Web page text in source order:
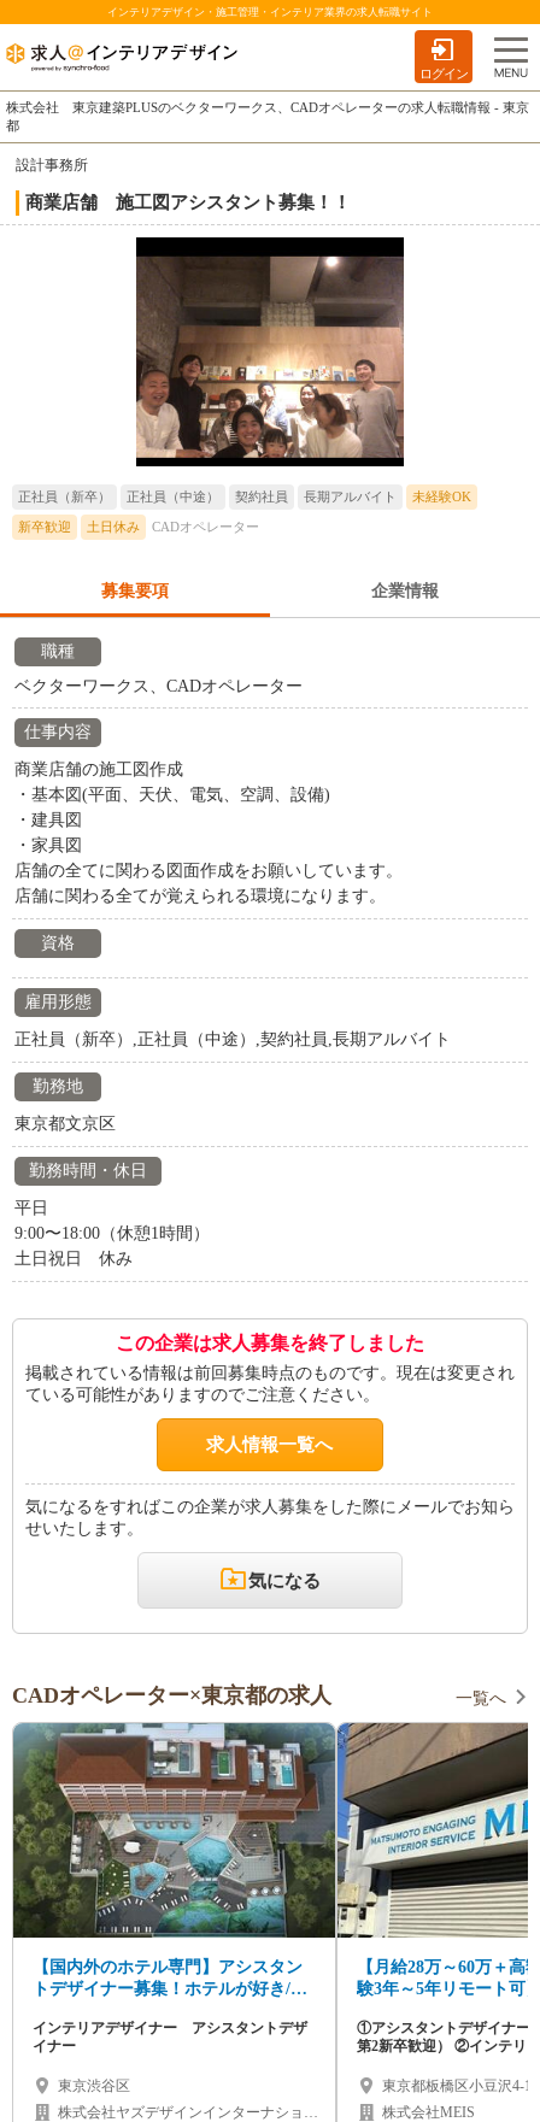
インテリアデザイン・施工管理・インテリア業界の求人転職サイト
ログイン
株式会社 東京建築PLUSのベクターワークス、CADオペレーターの求人転職情報 - 東京
都
設計事務所
商業店舗 施工図アシスタント募集！！
正社員（新卒） 正社員（中途） 契約社員 長期アルバイト 未経験OK
新卒歓迎 土日休み CADオペレーター
募集要項 企業情報
職種
ベクターワークス、CADオペレーター
仕事内容
商業店舗の施工図作成
・基本図(平面、天伏、電気、空調、設備)
・建具図
・家具図
店舗の全てに関わる図面作成をお願いしています。
店舗に関わる全てが覚えられる環境になります。
資格
雇用形態
正社員（新卒）,正社員（中途）,契約社員,長期アルバイト
勤務地
東京都文京区
勤務時間・休日
平日
9:00〜18:00（休憩1時間）
土日祝日 休み
この企業は求人募集を終了しました
掲載されている情報は前回募集時点のものです。現在は変更され
ている可能性がありますのでご注意ください。
求人情報一覧へ
気になるをすればこの企業が求人募集をした際にメールでお知ら
せいたします。
気になる
CADオペレーター×東京都の求人 一覧へ
【国内外のホテル専門】アシスタン
トデザイナー募集！ホテルが好き/イ
インテリアデザイナー アシスタントデザ
イナー
東京渋谷区
株式会社ヤズデザインインターナショナ
【月給28万～60万＋高
験3年～5年リモート可
間デザイナー募集
①アシスタントデザイナー
第2新卒歓迎） ②インテリ
東京都板橋区小豆沢4-
田線「志村坂上駅」徒
株式会社MEIS